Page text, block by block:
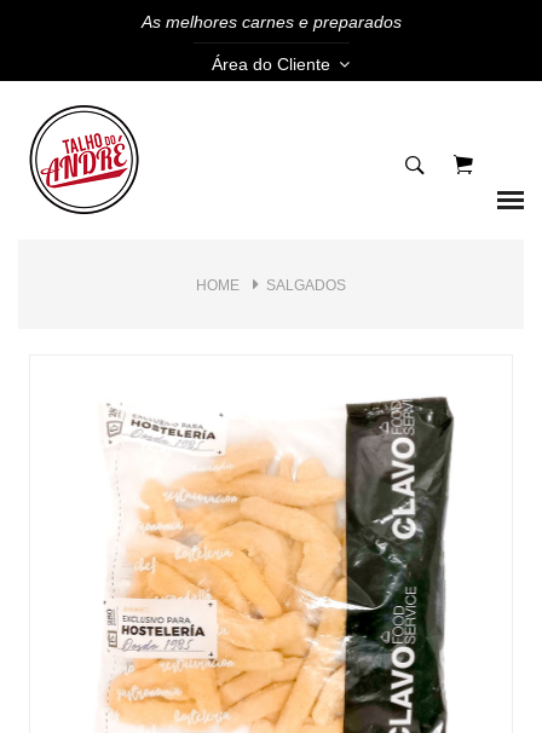
As melhores carnes e preparados
Área do Cliente
HOME SALGADOS